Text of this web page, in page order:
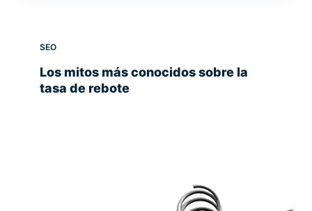
SEO
Los mitos más conocidos sobre la
tasa de rebote